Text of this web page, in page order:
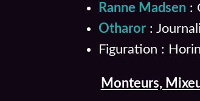
Ranne Madsen :
Otharor :
Figuration :
Monteurs,